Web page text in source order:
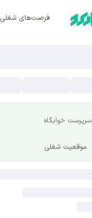
فرصت‌های شغلی
خوابگاه
موقعیت شغلی